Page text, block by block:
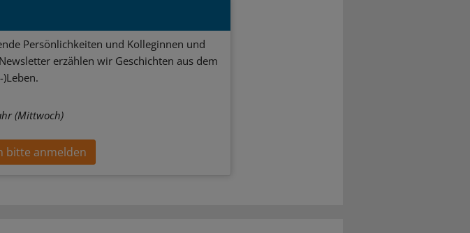
Persönlichkeiten und Kolleginnen und
erzählen wir Geschichten aus dem
(Mittwoch)
bitte anmelden